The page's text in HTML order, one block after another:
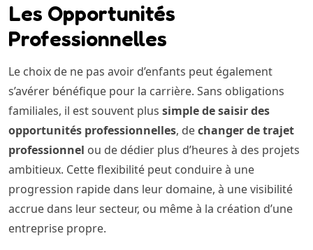
Les Opportunités
Professionnelles
Le choix de ne pas avoir d’enfants peut également
s’avérer bénéfique pour la carrière. Sans obligations
familiales, il est souvent plus simple de saisir des
opportunités professionnelles, dechanger de trajet
professionnel ou de dédier plus d’heures à des projets
ambitieux. Cette flexibilité peut conduire à une
progression rapide dans leur domaine, à une visibilité
accrue dans leur secteur, ou même à la création d’une
entreprise propre.